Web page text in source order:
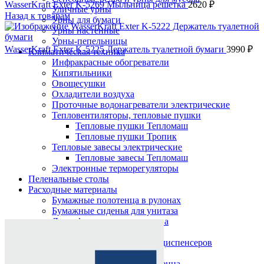
Уличные урны
Урны для бумаги
Урны настенные
Урны-пепельницы
Климатическая техника
Инфракрасные обогреватели
Кипятильники
Овощесушки
Охладители воздуха
Проточные водонагреватели электрические
Тепловентиляторы, тепловые пушки
Тепловые пушки Тепломаш
Тепловые пушки Тропик
Тепловые завесы электрические
Тепловые завесы Тепломаш
Электронные терморегуляторы
Пеленальные столы
Расходные материалы
Бумажные полотенца в рулонах
Бумажные сиденья для унитаза
Дезинфицирующие средства
Картриджи и баллоны для диспенсеров
освежителя воздуха
WasserKraft Exter K-5269 Мыльница решетка2620 ₽
Назад к товарам
WasserKraft Exter K-5225 Держатель туалетной бумаги 3990 ₽
Нажмите, чтобы увеличить